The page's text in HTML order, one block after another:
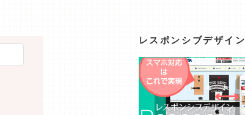
レスポンシブデザイン